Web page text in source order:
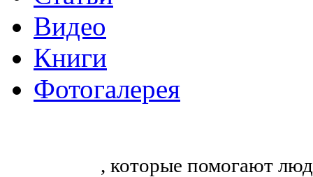
Видео
Книги
Фотогалерея
, которые помогают